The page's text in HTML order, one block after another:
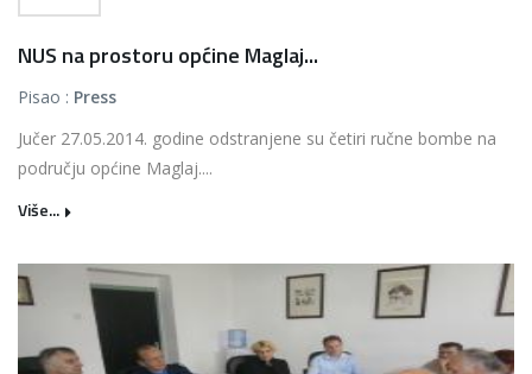
NUS na prostoru općine Maglaj...
Pisao : Press
Jučer 27.05.2014. godine odstranjene su četiri ručne bombe na
području općine Maglaj....
Više...